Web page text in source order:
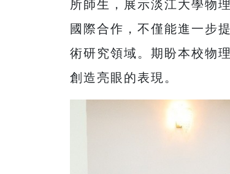
所師生，展示淡江大學物
國際合作，不僅能進一步
術研究領域。期盼本校物
創造亮眼的表現。